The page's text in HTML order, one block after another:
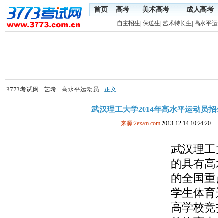
首页 高考 美术高考 成人高考
自主招生 保送生 艺术特长生 高水平
3773考试网 - 艺考 - 高水平运动员 - 正文
武汉理工大学2014年高水平运动员
来源:2exam.com 2013-12-14 10:24:20
武汉理
的具有
的全国
学生体
高学校